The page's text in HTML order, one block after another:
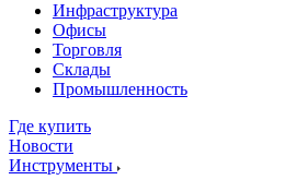
Инфраструктура
Офисы
Торговля
Склады
Промышленность
Где купить
Новости
Инструменты